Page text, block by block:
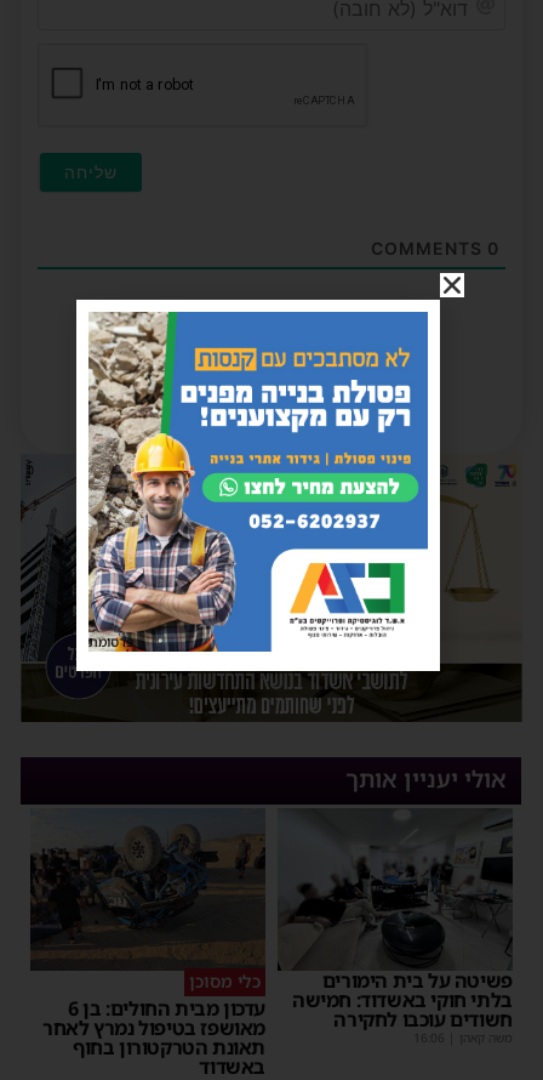
אולי יעניין אותך
פשיטה על בית הימורים
בלתי חוקי באשדוד: חמישה
חשודים עוכבו לחקירה
משה קאהן |
16:06
כלי מסוכן
עדכון מבית החולים: בן 6
מאושפז בטיפול נמרץ לאחר
תאונת הטרקטורון בחוף
באשדוד
פרסומת